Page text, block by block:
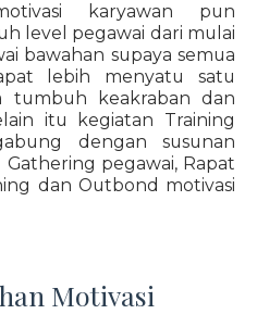
karyawan pun
level pegawai dari mulai
bawahan supaya semua
lebih menyatu satu
tumbuh keakraban dan
itu kegiatan Training
dengan susunan
pegawai, Rapat
dan Outbond motivasi
Motivasi